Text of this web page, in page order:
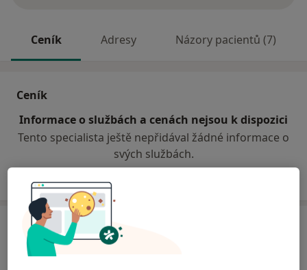
Ceník Adresy Názory pacientů (7)
Ceník
Informace o službách a cenách nejsou k dispozici
Tento specialista ještě nepřidával žádné informace o
svých službách.
Adresa
Praktický lékař pro děti a dorost